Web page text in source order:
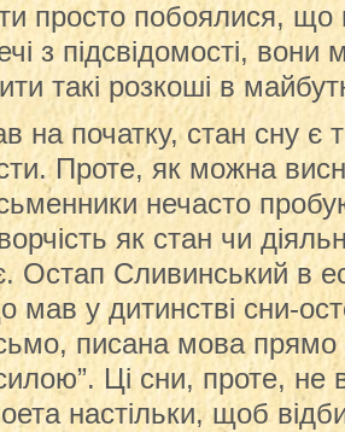
просто побоялися, що
з підсвідомості,
такі розкоші в
на початку, стан сну є
Проте, як можна
нечасто
як стан чи
Остап Сливинський в
мав у дитинстві сни-
писана мова прямо
Ці сни, проте, не
настільки, щоб